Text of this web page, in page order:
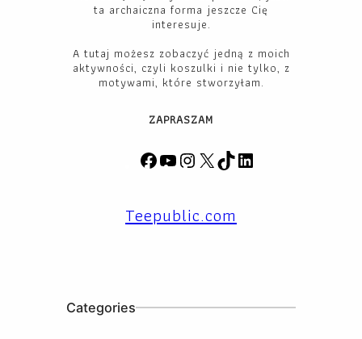
ta archaiczna forma jeszcze Cię
interesuje.
A tutaj możesz zobaczyć jedną z moich
aktywności, czyli koszulki i nie tylko, z
motywami, które stworzyłam.
ZAPRASZAM
F
e
Y
T
t
X
T
Teepublic.com
Categories